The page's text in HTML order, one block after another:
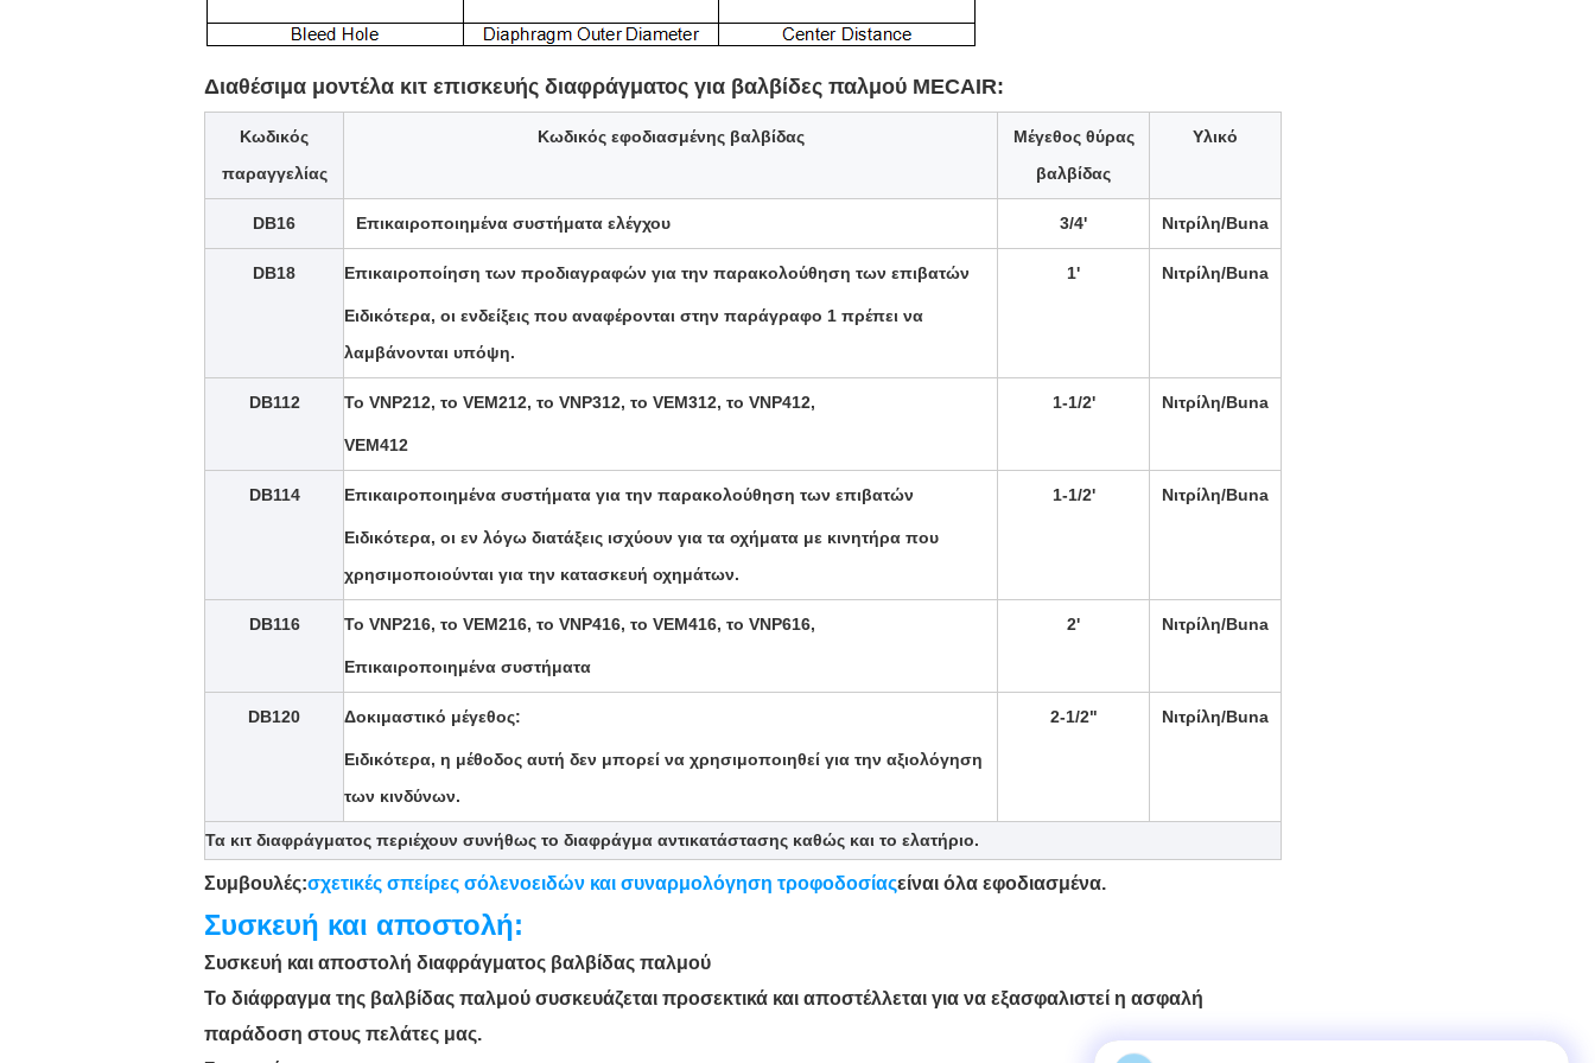
Διαθέσιμα μοντέλα κιτ επισκευής διαφράγματος για βαλβίδες παλμού MECAIR:
Κωδικός
παραγγελίας
Κωδικός εφοδιασμένης βαλβίδας
Μέγεθος θύρας
βαλβίδας
Υλικό
DB16 Επικαιροποιημένα συστήματα ελέγχου 3/4' Νιτρίλη/Buna
DB18 Επικαιροποίηση των προδιαγραφών για την παρακολούθηση των επιβατών
Ειδικότερα, οι ενδείξεις που αναφέρονται στην παράγραφο 1 πρέπει να
λαμβάνονται υπόψη.
1' Νιτρίλη/Buna
DB112 Το VNP212, το VEM212, το VNP312, το VEM312, το VNP412,
VEM412
1-1/2' Νιτρίλη/Buna
DB114 Επικαιροποιημένα συστήματα για την παρακολούθηση των επιβατών
Ειδικότερα, οι εν λόγω διατάξεις ισχύουν για τα οχήματα με κινητήρα που
χρησιμοποιούνται για την κατασκευή οχημάτων.
1-1/2' Νιτρίλη/Buna
DB116 Το VNP216, το VEM216, το VNP416, το VEM416, το VNP616,
Επικαιροποιημένα συστήματα
2' Νιτρίλη/Buna
DB120 Δοκιμαστικό μέγεθος:
Ειδικότερα, η μέθοδος αυτή δεν μπορεί να χρησιμοποιηθεί για την αξιολόγηση
των κινδύνων.
2-1/2" Νιτρίλη/Buna
Τα κιτ διαφράγματος περιέχουν συνήθως το διαφράγμα αντικατάστασης καθώς και το ελατήριο.
Συμβουλές:σχετικές σπείρες σόλενοειδών και συναρμολόγηση τροφοδοσίαςείναι όλα εφοδιασμένα.
Συσκευή και αποστολή:
Συσκευή και αποστολή διαφράγματος βαλβίδας παλμού
Το διάφραγμα της βαλβίδας παλμού συσκευάζεται προσεκτικά και αποστέλλεται για να εξασφαλιστεί η ασφαλή
παράδοση στους πελάτες μας.